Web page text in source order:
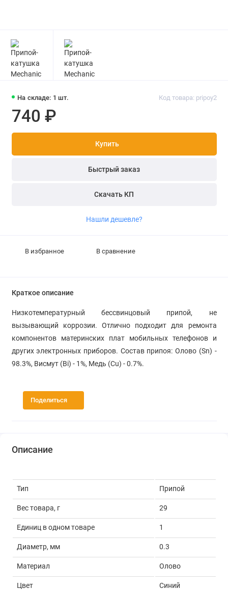
На складе: 1 шт. Код товара: pripoy2
740 ₽
Купить
Быстрый заказ
Скачать КП
Нашли дешевле?
В избранное В сравнение
Краткое описание
Низкотемпературный бессвинцовый припой, не
вызывающий коррозии. Отлично подходит для ремонта
компонентов материнских плат мобильных телефонов и
других электронных приборов. Состав припоя: Олово (Sn) -
98.3%, Висмут (Bi) - 1%, Медь (Cu) - 0.7%.
Поделиться
Описание
Тип Припой
Вес товара, г 29
Единиц в одном товаре 1
Диаметр, мм 0.3
Материал Олово
Цвет Синий